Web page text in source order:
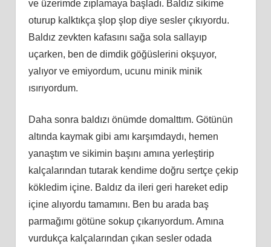
ve üzerimde zıplamaya başladı. Baldız sikime
oturup kalktıkça şlop şlop diye sesler çıkıyordu.
Baldız zevkten kafasını sağa sola sallayıp
uçarken, ben de dimdik göğüslerini okşuyor,
yalıyor ve emiyordum, ucunu minik minik
ısırıyordum.
Daha sonra baldızı önümde domalttım. Götünün
altında kaymak gibi amı karşımdaydı, hemen
yanaştım ve sikimin başını amına yerleştirip
kalçalarından tutarak kendime doğru sertçe çekip
kökledim içine. Baldız da ileri geri hareket edip
içine alıyordu tamamını. Ben bu arada baş
parmağımı götüne sokup çıkarıyordum. Amına
vurdukça kalçalarından çıkan sesler odada